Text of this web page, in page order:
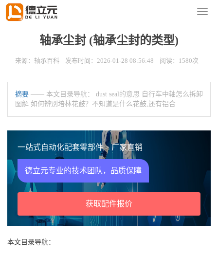
导
您的位置：首页
轴承尘封 (轴承尘封的类型)
来源：轴承百科 发布时间：2026-01-28 08:56:48 阅读：1580次
摘要 —— 本文目录导航： dust seal的意思 自行车中轴怎么拆卸
图解 如何辨别培林花鼓？不知道是什么花鼓,还有铝合
一站式自动化配套零部件 > 厂家直销
德立元专业的技术团队，品质保障
获取配件报价
本文目录导航：